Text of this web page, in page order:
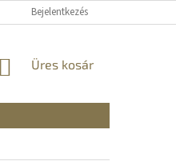
REKLAMÁCIÓK ÉS
Bejelentkezés
KOSÁR
Üres kosár